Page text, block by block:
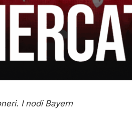
I nodi Bayern